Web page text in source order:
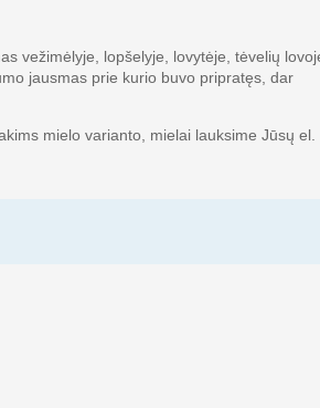
vežimėlyje, lopšelyje, lovytėje, tėvelių
jausmas prie kurio buvo pripratęs, dar
mielo varianto, mielai lauksime Jūsų el.